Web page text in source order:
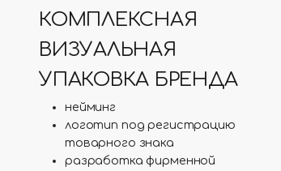
КОМПЛЕКСНАЯ
ВИЗУАЛЬНАЯ
УПАКОВКА БРЕНДА
нейминг
логотип под регистрацию
товарного знака
разработка фирменной